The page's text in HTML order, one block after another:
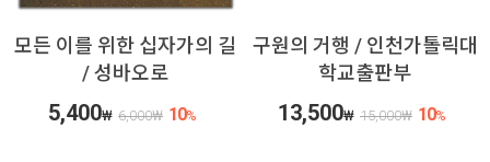
모든 이를 위한 십자가의 길
/ 성바오로
5,400₩ 6,000₩ 10%
구원의 거행 / 인천가톨릭대
학교출판부
13,500₩ 15,000₩ 10%